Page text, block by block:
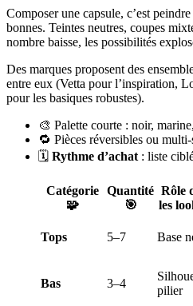
Composer une capsule, c’est
bonnes. Teintes neutres, coupes
nombre baisse, les possibilités
Des marques proposent des
entre eux (Vetta pour l’inspiration,
pour les basiques robustes).
🎨 Palette courte : noir,
🔁 Pièces réversibles ou multi-
🗓️ Rythme d’achat : liste
Catégorie
🧩
Quantité
🎯
Rôle
les
Tops 5–7 Base
Bas 3–4
pilier